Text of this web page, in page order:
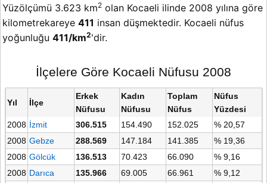
Yüzölçümü 3.623 km2 olan Kocaeli ilinde 2008 yılına göre
kilometrekareye 411 insan düşmektedir. Kocaeli nüfus
yoğunluğu 411/km2'dir.
İlçelere Göre Kocaeli Nüfusu 2008
Yıl İlçe
Erkek
Nüfusu
Kadın
Nüfusu
Toplam
Nüfus
Nüfus
Yüzdesi
2008 İzmit 306.515 154.490 152.025
% 20,57
2008 Gebze 288.569 147.184 141.385
% 19,36
2008 Gölcük 136.513 70.423 66.090
% 9,16
2008 Darıca 135.966 69.005 66.961
% 9,12